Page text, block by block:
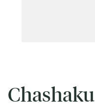
Chashaku